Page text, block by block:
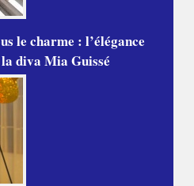
le charme : l’élégance
diva Mia Guissé